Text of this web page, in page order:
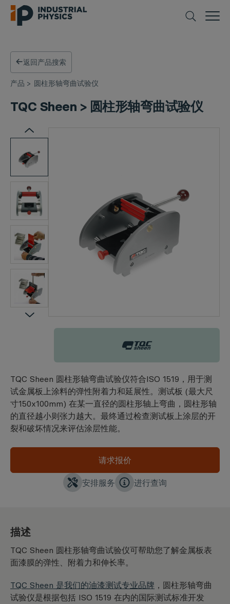
返回产品搜索
产品 > 圆柱形轴弯曲试验仪
TQC Sheen > 圆柱形轴弯曲试验仪
TQC Sheen
TQC Sheen 圆柱形轴弯曲试验仪符合ISO 1519，用于测
试金属板上涂料的弹性附着力和延展性。测试板 (最大尺
寸150x100mm) 在某一直径的圆柱形轴上弯曲，圆柱形轴
的直径越小则张力越大。最终通过检查测试板上涂层的开
裂和破坏情况来评估涂层性能。
请求报价
安排服务 进行查询
描述
TQC Sheen 圆柱形轴弯曲试验仪可帮助您了解金属板表
面漆膜的弹性、附着力和伸长率。
TQC Sheen 是我们的油漆测试专业品牌 ，圆柱形轴弯曲
试验仪是根据包括 ISO 1519 在内的国际测试标准开发